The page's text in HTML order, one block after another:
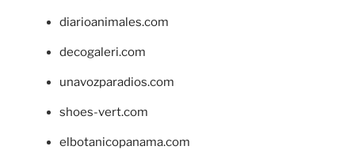
diarioanimales.com
decogaleri.com
unavozparadios.com
shoes-vert.com
elbotanicopanama.com